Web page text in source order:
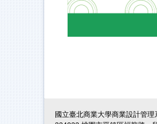
國立臺北商業大學商業設計管